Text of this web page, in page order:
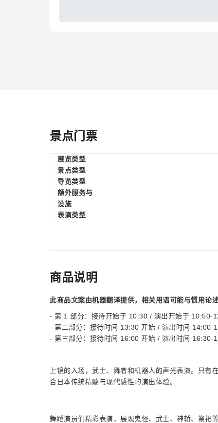
景点门票
展览类型
景点类型
导览类型
额外服务与
设施
表演类型
商品说明
此商品文案由机器翻译提供，相关用语可能与惯用论
- 第 1 部分：接待开始于 10:30 / 演出开始于 10:50-
- 第二部分：接待时间 13:30 开始 / 演出时间 14:00-
- 第三部分：接待时间 16:00 开始 / 演出时间 16:30-
上镜的入场，武士、舞者和机器人的声光表演。只
合日本传统精髓与现代感性的演出体验。
舞蹈演员们精彩表演，展现鬼怪、武士、神轿、祭祀